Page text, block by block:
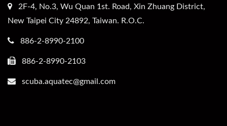
2F-4, No.3, Wu Quan 1st. Road, Xin Zhuang District,
New Taipei City 24892, Taiwan. R.O.C.
886-2-8990-2100
886-2-8990-2103
scuba.aquatec@gmail.com